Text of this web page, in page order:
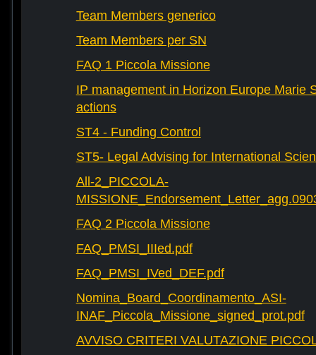
Team Members generico
Team Members per SN
FAQ 1 Piccola Missione
IP management in Horizon Europe Marie
actions
ST4 - Funding Control
ST5- Legal Advising for International
All-2_PICCOLA-
FAQ 2 Piccola Missione
FAQ_PMSI_IIIed.pdf
FAQ_PMSI_IVed_DEF.pdf
Nomina_Board_Coordinamento_ASI-
INAF_Piccola_Missione_signed_prot.pdf
AVVISO CRITERI VALUTAZIONE